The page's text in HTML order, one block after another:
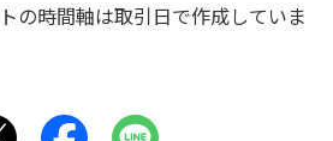
の時間軸は取引日で作成していま